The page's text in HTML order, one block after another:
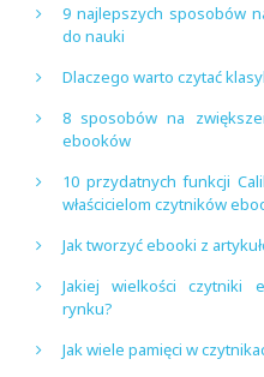
9 najlepszych sposobów
do nauki
Dlaczego warto czytać
8 sposobów na
ebooków
10 przydatnych funkcji
właścicielom czytników
Jak tworzyć ebooki z
Jakiej wielkości czytniki
rynku?
Jak wiele pamięci w